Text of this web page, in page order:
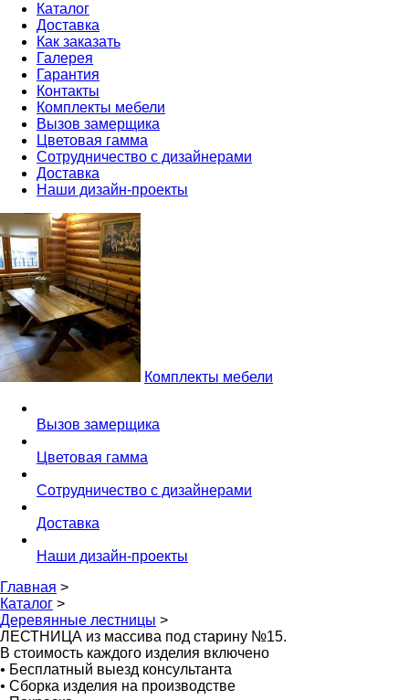
Каталог
Доставка
Как заказать
Галерея
Гарантия
Контакты
Комплекты мебели
Вызов замерщика
Цветовая гамма
Сотрудничество с дизайнерами
Доставка
Наши дизайн-проекты
Комплекты мебели
Вызов замерщика
Цветовая гамма
Сотрудничество с дизайнерами
Доставка
Наши дизайн-проекты
Главная >
Каталог >
Деревянные лестницы >
ЛЕСТНИЦА из массива под старину №15.
В стоимость каждого изделия включено
• Бесплатный выезд консультанта
• Сборка изделия на производстве